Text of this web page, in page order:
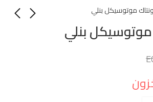
موتوسيكل بنلي
بنلي